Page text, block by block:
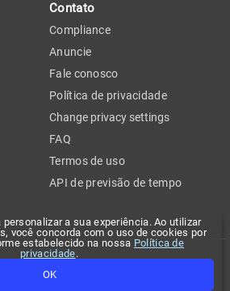
a sua experiência. Ao utilizar
você concorda com o uso de cookies por
estabelecido na nossa Política de
privacidade.
OK
Contato
Compliance
Anuncie
Fale conosco
Política de privacidade
Change privacy settings
FAQ
Termos de uso
API de previsão de tempo
Todos os direitos reservados.